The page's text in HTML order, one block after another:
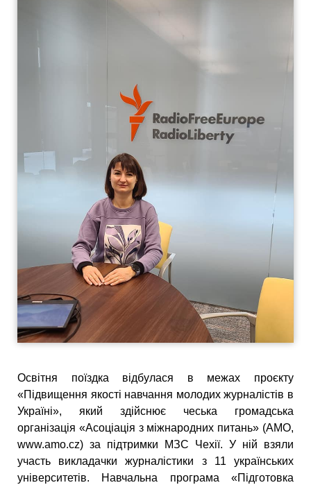
Освітня поїздка відбулася в межах проєкту
«Підвищення якості навчання молодих журналістів в
Україні», який здійснює чеська громадська
організація «Асоціація з міжнародних питань» (АМО,
www.amo.cz) за підтримки МЗС Чехії. У ній взяли
участь викладачки журналістики з 11 українських
університетів. Навчальна програма «Підготовка